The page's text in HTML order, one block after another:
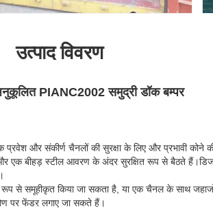
उत्पाद विवरण
PIANC2002 समुद्री डॉक बम्पर
और संकीर्ण चैनलों की सुरक्षा के लिए और प्रभावी कोने
बीहड़ स्टील आवरण के अंदर सुरक्षित रूप से बैठते
से समूहीकृत किया जा सकता है, या एक चैनल के साथ
पर फेंडर लगाए जा सकते हैं।